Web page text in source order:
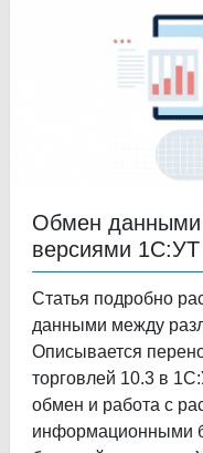
Обмен
версиями 1С:УТ
Статья подробно
данными между
Описывается
торговлей 10.3 в
обмен и работа с
информационными